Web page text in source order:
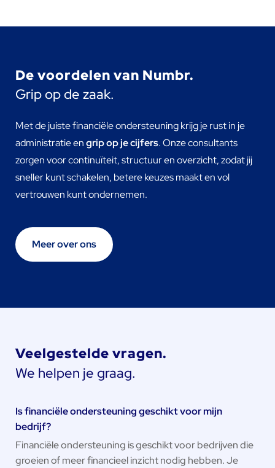
De voordelen van Numbr.
Grip op de zaak.
Met de juiste financiële ondersteuning krijg je rust in je
administratie engrip op je cijfers. Onze consultants
zorgen voor continuïteit, structuur en overzicht, zodat jij
sneller kunt schakelen, betere keuzes maakt en vol
vertrouwen kunt ondernemen.
Meer over ons
Veelgestelde vragen.
We helpen je graag.
Is financiële ondersteuning geschikt voor mijn
bedrijf?
Financiële ondersteuning is geschikt voor bedrijven die
groeien of meer financieel inzicht nodig hebben. Je